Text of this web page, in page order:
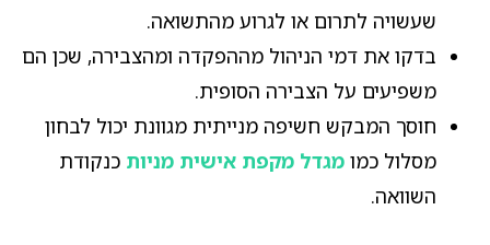
שעשויה לתרום או לגרוע מהתשואה.
בדקו את דמי הניהול מההפקדה ומהצבירה, שכן הם
משפיעים על הצבירה הסופית.
חוסך המבקש חשיפה מנייתית מגוונת יכול לבחון
מסלול כמו מגדל מקפת אישית מניות כנקודת
השוואה.